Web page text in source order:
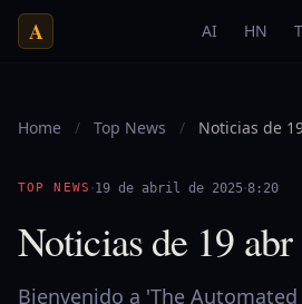
A AI HN
Home / Top News / Noticias de
TOP NEWS ·19 de abril de 2025·8:20
Noticias de 19
Bienvenido a 'The